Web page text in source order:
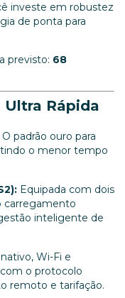
investe em robustez
de ponta para
previsto: 68
Rápida
O padrão ouro para
o menor tempo
Equipada com dois
carregamento
inteligente de
Wi-Fi e
o protocolo
remoto e tarifação.